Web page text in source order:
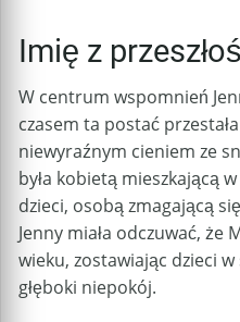
Imię z
W centrum wspomnień
czasem ta postać
niewyraźnym cieniem ze
była kobietą mieszkającą
dzieci, osobą zmagającą
Jenny miała odczuwać, że
wieku, zostawiając dzieci
głęboki niepokój.